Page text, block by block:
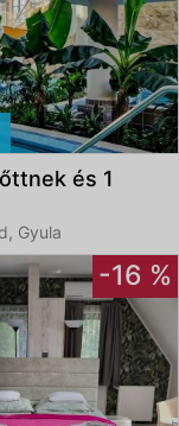
és 1
Gyula
-16 %